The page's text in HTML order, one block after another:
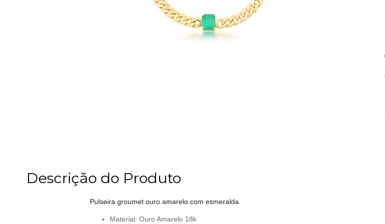
Descrição do Produto
Pulseira groumet ouro amarelo com esmeralda.
Material: Ouro Amarelo 18k